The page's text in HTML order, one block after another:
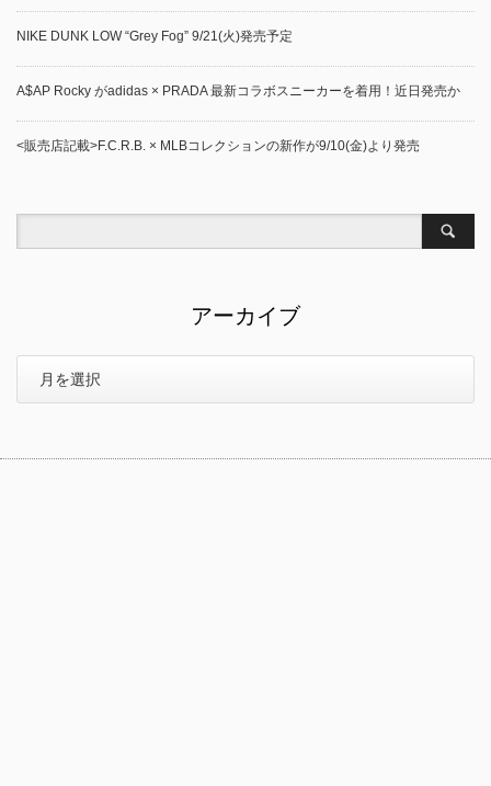
NIKE DUNK LOW “Grey Fog” 9/21(火)発売予定
A$AP Rocky がadidas × PRADA 最新コラボスニーカーを着用！近日発売か
<販売店記載>F.C.R.B. × MLBコレクションの新作が9/10(金)より発売
アーカイブ